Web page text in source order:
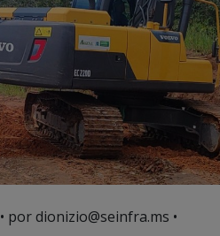
• por dionizio@seinfra.ms •